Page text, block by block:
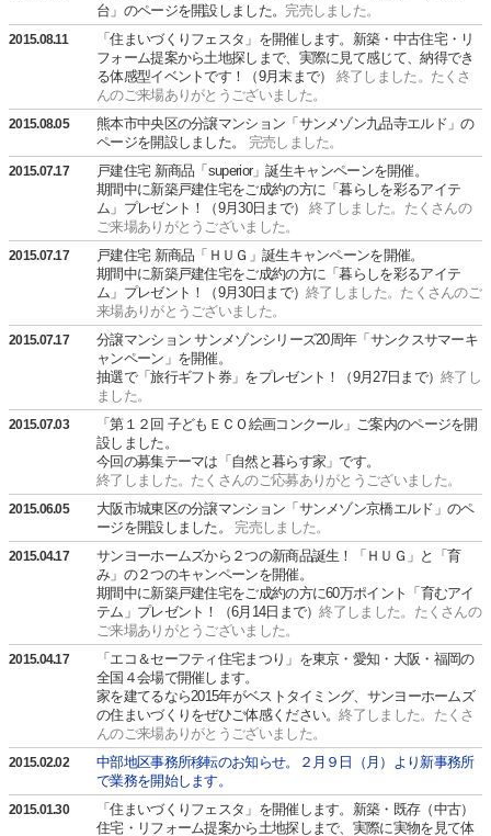
台」のページを開設しました。 完売しました。
2015.08.11
「住まいづくりフェスタ」を開催します。新築・中古住宅・リ
フォーム提案から土地探しまで、実際に見て感じて、納得でき
る体感型イベントです！（9月末まで） 終了しました。たくさ
んのご来場ありがとうございました。
2015.08.05
熊本市中央区の分譲マンション「サンメゾン九品寺エルド」の
ページを開設しました。 完売しました。
2015.07.17
戸建住宅 新商品「superior」誕生キャンペーンを開催。
期間中に新築戸建住宅をご成約の方に「暮らしを彩るアイテ
ム」プレゼント！（9月30日まで）終了しました。たくさんの
ご来場ありがとうございました。
2015.07.17
戸建住宅 新商品「ＨＵＧ」誕生キャンペーンを開催。
期間中に新築戸建住宅をご成約の方に「暮らしを彩るアイテ
ム」プレゼント！（9月30日まで）終了しました。たくさんのご
来場ありがとうございました。
2015.07.17
分譲マンション サンメゾンシリーズ20周年「サンクスサマーキ
ャンペーン」を開催。
抽選で「旅行ギフト券」をプレゼント！（9月27日まで）終了し
ました。
2015.07.03
「第１２回 子どもＥＣＯ絵画コンクール」ご案内のページを開
設しました。
今回の募集テーマは「自然と暮らす家」です。
終了しました。たくさんのご応募ありがとうございました。
2015.06.05
大阪市城東区の分譲マンション「サンメゾン京橋エルド」のペ
ージを開設しました。 完売しました。
2015.04.17
サンヨーホームズから２つの新商品誕生！「ＨＵＧ」と「育
み」の２つのキャンペーンを開催。
期間中に新築戸建住宅をご成約の方に60万ポイント「育むアイ
テム」プレゼント！（6月14日まで）終了しました。たくさんの
ご来場ありがとうございました。
2015.04.17
「エコ＆セーフティ住宅まつり」を東京・愛知・大阪・福岡の
全国４会場で開催します。
家を建てるなら2015年がベストタイミング、サンヨーホームズ
の住まいづくりをぜひご体感ください。終了しました。たくさ
んのご来場ありがとうございました。
2015.02.02
中部地区事務所移転のお知らせ。２月９日（月）より新事務所
で業務を開始します。
2015.01.30
「住まいづくりフェスタ」を開催します。新築・既存（中古）
住宅・リフォーム提案から土地探しまで、実際に実物を見て体